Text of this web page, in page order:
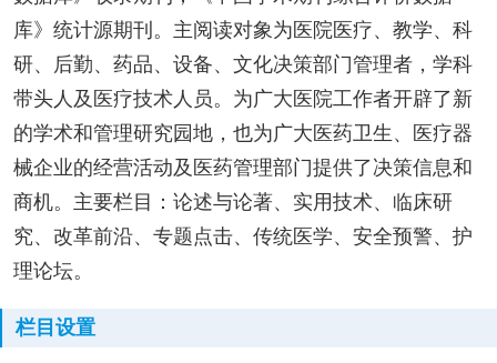
库》统计源期刊。主阅读对象为医院医疗、教学、科
研、后勤、药品、设备、文化决策部门管理者，学科
带头人及医疗技术人员。为广大医院工作者开辟了新
的学术和管理研究园地，也为广大医药卫生、医疗器
械企业的经营活动及医药管理部门提供了决策信息和
商机。主要栏目：论述与论著、实用技术、临床研
究、改革前沿、专题点击、传统医学、安全预警、护
理论坛。
栏目设置